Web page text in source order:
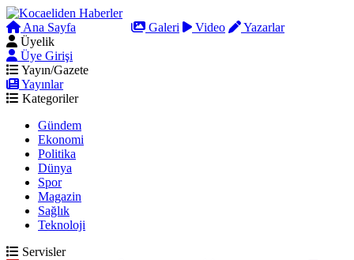
Ana Sayfa Galeri Video
Yazarlar
Üyelik
Üye Girişi
Yayın/Gazete
Yayınlar
Kategoriler
Gündem
Ekonomi
Politika
Dünya
Spor
Magazin
Sağlık
Teknoloji
Servisler